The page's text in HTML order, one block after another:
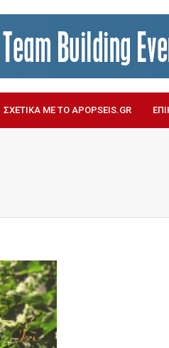
ΣΧΕΤΙΚΑ ΜΕ ΤΟ APOPSEIS.GR